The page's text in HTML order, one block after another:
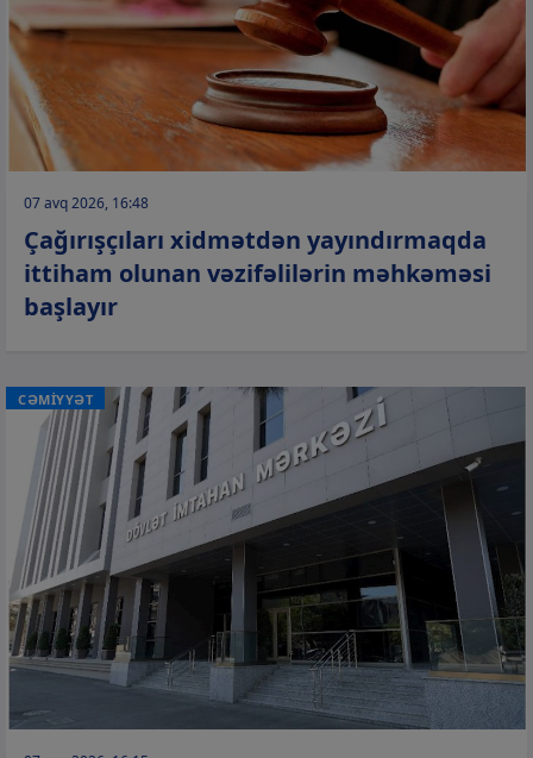
07 avq 2026, 16:48
Çağırışçıları xidmətdən yayındırmaqda
ittiham olunan vəzifəlilərin məhkəməsi
başlayır
CƏMİYYƏT